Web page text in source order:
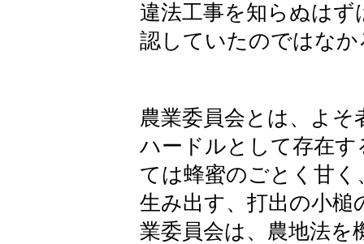
違法工事を知らぬは
認していたのではな
農業委員会とは、よ
ハードルとして存在
ては蜂蜜のごとく甘
生み出す、打出の小
業委員会は、農地法